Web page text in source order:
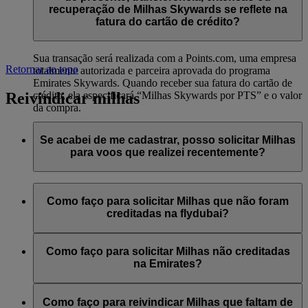
significa que não é possível comprar Milhas Skywards
adicionais para contas Minha família, nem oferecê-las como
recuperação de Milhas Skywards se reflete na
fatura do cartão de crédito?
Sua transação será realizada com a Points.com, uma empresa
totalmente autorizada e parceira aprovada do programa
Emirates Skywards. Quando receber sua fatura do cartão de
crédito, ela especificará “Milhas Skywards por PTS” e o valor
da compra.
Retornar ao topo
Reivindicar milhas
Se acabei de me cadastrar, posso solicitar Milhas
para voos que realizei recentemente?
Emirates, flydubai e Qantas completados até dois meses antes
do cadastro no Emirates Skywards.
No entanto, qualquer outra transação, como voos com outras
companhias aéreas parceiras ou compras de serviços e
produtos de parceiros, feita antes do seu cadastro, não se
Como faço para solicitar Milhas que não foram
creditadas na flydubai?
login e envie um pedido on-line em flydubai.com.
Como faço para solicitar Milhas não creditadas
na Emirates?
o login e envie umpedido on-line. É possível reivindicar
Como faço para reivindicar Milhas que faltam de